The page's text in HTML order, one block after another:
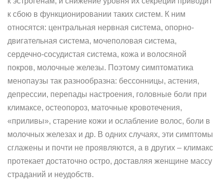
к сбою в функционировании таких систем. К ним
относятся: центральная нервная система, опорно-
двигательная система, мочеполовая система,
сердечно-сосудистая система, кожа и волосяной
покров, молочные железы. Поэтому симптоматика
менопаузы так разнообразна: бессонницы, астения,
депрессии, перепады настроения, головные боли при
климаксе, остеопороз, маточные кровотечения,
«приливы», старение кожи и ослабление волос, боли в
молочных железах и др. В одних случаях, эти симптомы
сглажены и почти не проявляются, а в других – климакс
протекает достаточно остро, доставляя женщине массу
страданий и неудобств.